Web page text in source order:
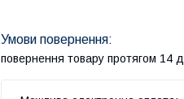
повернення товару протягом 14